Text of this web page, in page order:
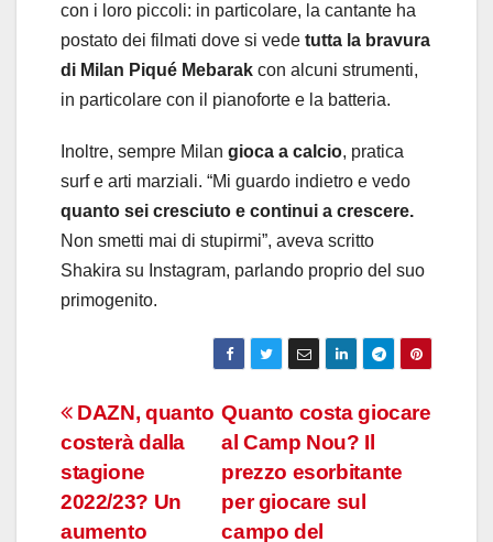
con i loro piccoli: in particolare, la cantante ha
postato dei filmati dove si vede tutta la bravura
di Milan Piqué Mebarak con alcuni strumenti,
in particolare con il pianoforte e la batteria.
Inoltre, sempre Milan gioca a calcio, pratica
surf e arti marziali. “Mi guardo indietro e vedo
quanto sei cresciuto e continui a crescere.
Non smetti mai di stupirmi”, aveva scritto
Shakira su Instagram, parlando proprio del suo
primogenito.
Navigazione
articoli
Quanto costa giocare
al Camp Nou? Il
prezzo esorbitante
per giocare sul
campo del
DAZN, quanto
costerà dalla
stagione
2022/23? Un
aumento